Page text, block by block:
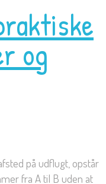
og
på udflugt, opstår
fra A til B uden at